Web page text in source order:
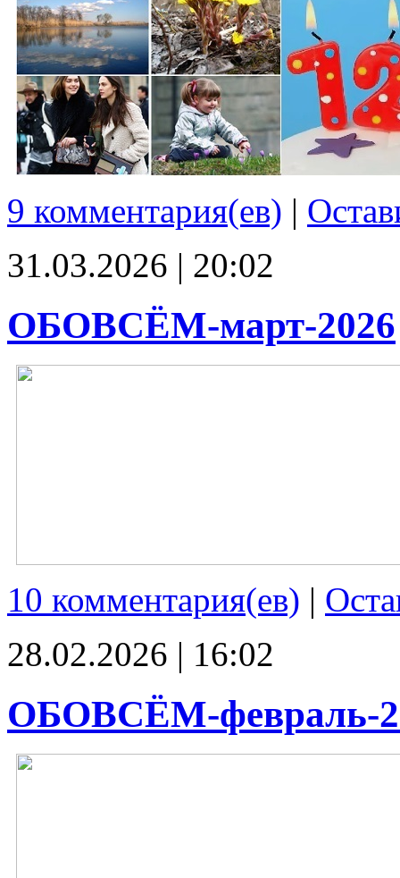
9 комментария(ев) |
31.03.2026 | 20:02
ОБОВСЁМ-март-2026
10 комментария(ев) |
28.02.2026 | 16:02
ОБОВСЁМ-февраль-